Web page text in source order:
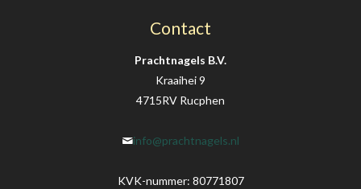
Contact
Prachtnagels B.V.
Kraaihei 9
4715RV Rucphen
info@prachtnagels.nl
KVK-nummer: 80771807